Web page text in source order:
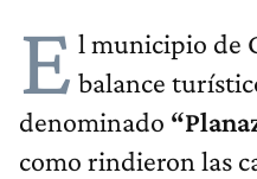
E l municipio de
balance
denominado
como rindieron las